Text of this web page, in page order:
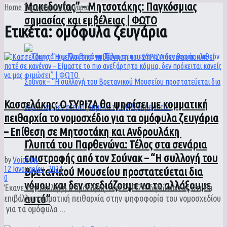
Μακεδονίας” – Μητσοτάκης: Παγκόσμιας
σημασίας και εμβέλειας | ΦΩΤΟ
Γλυπτά του Παρθενώνα: Τέλος στα σενάρια
επιστροφής από τον Σούνακ – “Η συλλογή του
Βρετανικού Μουσείου προστατεύεται δια
νόμου και δεν σχεδιάζουμε να το αλλάξουμε
αυτό”
Home Tagομόφυλα ζευγάρια
Ετικέτα:ομόφυλα ζευγάρια
Κασσελάκης: Ο ΣΥΡΙΖΑ θα ψηφίσει με κομματική
πειθαρχία το νομοσχέδιο για τα ομόφυλα ζευγάρια
– Επίθεση σε Μητσοτάκη και Ανδρουλάκη
byVoiceOn
12 Ιανουαρίου, 2024
0
Έκανε την έκπληξη ο πρόεδρος του ΣΥΡΙΖΑ δηλώνοντας ότι θα
επιβάλλει κομματική πειθαρχία στην ψηφοφορία του νομοσχεδίου
για τα ομόφυλα ...